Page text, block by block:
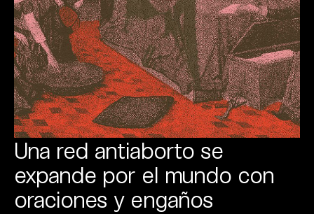
Una red antiaborto se
expande por el mundo con
oraciones y engaños